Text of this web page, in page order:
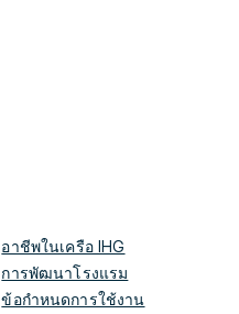
อาชีพในเครือ IHG
การพัฒนาโรงแรม
ข้อกำหนดการใช้งาน